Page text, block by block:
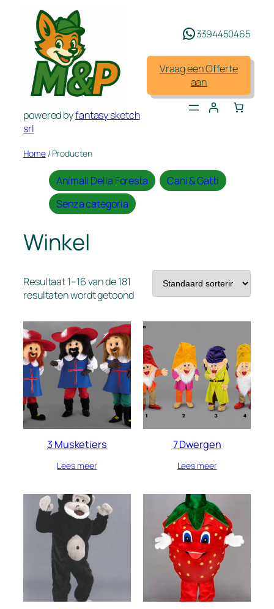
powered byfantasy sketch
srl
3394450465
Vraag een Offerte
aan
Home/ Producten
Animali Della Foresta
Cani & Gatti
Senza categoria
Winkel
Resultaat 1–16 van de 181
resultaten wordt getoond
3 Musketiers
Lees meer
7 Dwergen
Lees meer